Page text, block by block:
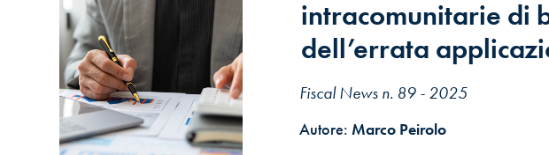
intracomunitarie di
dell’errata
Fiscal News n. 89 - 2025
Autore:Marco Peirolo